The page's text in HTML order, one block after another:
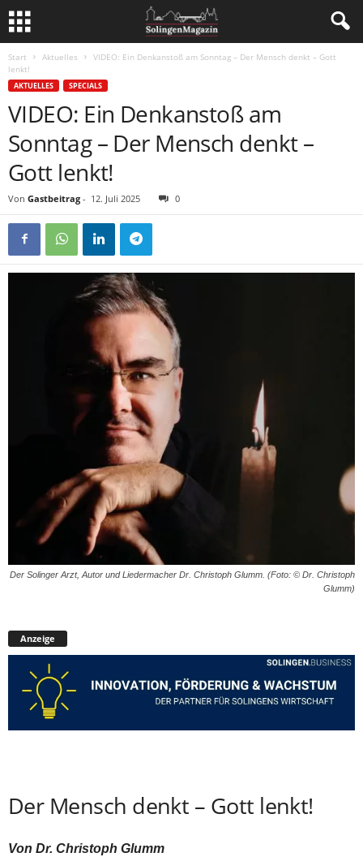
Start Aktuelles
VIDEO: Ein Denkanstoß am Sonntag – Der Mensch denkt – Gott
lenkt!
AKTUELLES SPECIALS
VIDEO: Ein Denkanstoß am
Sonntag – Der Mensch denkt –
Gott lenkt!
Von Gastbeitrag - 12. Juli 2025 0
Der Solinger Arzt, Autor und Liedermacher Dr. Christoph Glumm. (Foto: © Dr. Christoph
Glumm)
Anzeige
Der Mensch denkt – Gott lenkt!
Von Dr. Christoph Glumm